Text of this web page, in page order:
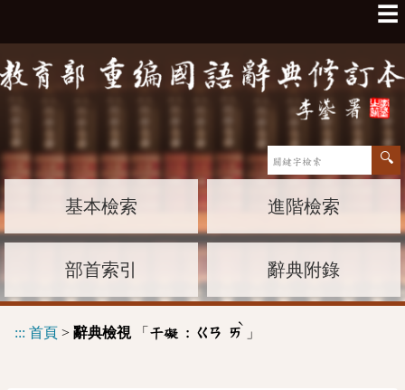
☰
基本檢索 進階檢索
部首索引 辭典附錄
::: 首頁 > 辭典檢視「 干礙 : ㄍㄢ ㄞ
ˋ
」